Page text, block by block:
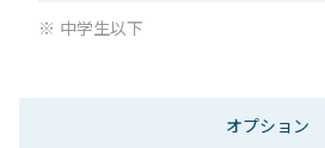
中学生以下
オプション